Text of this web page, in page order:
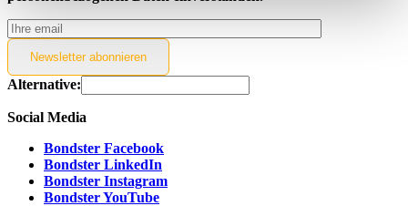
Newsletterabonnieren
Alternative:
Social Media
Bondster Facebook
Bondster LinkedIn
Bondster Instagram
Bondster YouTube